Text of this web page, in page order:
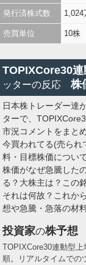
発行済株式数 1,024
売買単位 10株
TOPIXCore30
ッターの反応 株
日本株トレーダー達
ターで、
市況コメントをまと
今買われてる(売られ
料・目標株価につい
株価がなぜ急騰した
る？大株主は？この
それは何故？これか
想や急騰・急落の材
投資家の株予想
TOPIXCore30連動型
順。リアルタイムでの